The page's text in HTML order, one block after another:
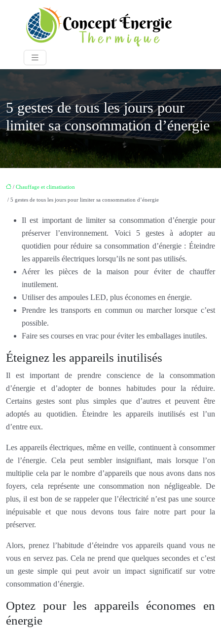
5 gestes de tous les jours pour
limiter sa consommation d’énergie
/ Chauffage et climatisation
/ 5 gestes de tous les jours pour limiter sa consommation d’énergie
Il est important de limiter sa consommation d’énergie pour
préserver l’environnement. Voici 5 gestes à adopter au
quotidien pour réduire sa consommation d’énergie : Éteindre
les appareils électriques lorsqu’ils ne sont pas utilisés.
Aérer les pièces de la maison pour éviter de chauffer
inutilement.
Utiliser des ampoules LED, plus économes en énergie.
Prendre les transports en commun ou marcher lorsque c’est
possible.
Faire ses courses en vrac pour éviter les emballages inutiles.
Éteignez les appareils inutilisés
Il est important de prendre conscience de la consommation
d’énergie et d’adopter de bonnes habitudes pour la réduire.
Certains gestes sont plus simples que d’autres et peuvent être
adoptés au quotidien. Éteindre les appareils inutilisés est l’un
d’entre eux.
Les appareils électriques, même en veille, continuent à consommer
de l’énergie. Cela peut sembler insignifiant, mais lorsque l’on
multiplie cela par le nombre d’appareils que nous avons dans nos
foyers, cela représente une consommation non négligeable. De
plus, il est bon de se rappeler que l’électricité n’est pas une source
inépuisable et que nous devons tous faire notre part pour la
préserver.
Alors, prenez l’habitude d’éteindre vos appareils quand vous ne
vous en servez pas. Cela ne prend que quelques secondes et c’est
un geste simple qui peut avoir un impact significatif sur votre
consommation d’énergie.
Optez pour les appareils économes en
énergie